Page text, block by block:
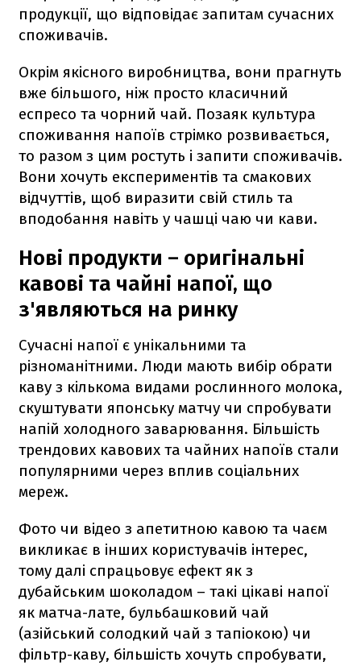
продукції, що відповідає запитам сучасних
споживачів.
Окрім якісного виробництва, вони прагнуть
вже більшого, ніж просто класичний
еспресо та чорний чай. Позаяк культура
споживання напоїв стрімко розвивається,
то разом з цим ростуть і запити споживачів.
Вони хочуть експериментів та смакових
відчуттів, щоб виразити свій стиль та
вподобання навіть у чашці чаю чи кави.
Нові продукти – оригінальні
кавові та чайні напої, що
з'являються на ринку
Сучасні напої є унікальними та
різноманітними. Люди мають вибір обрати
каву з кількома видами рослинного молока,
скуштувати японську матчу чи спробувати
напій холодного заварювання. Більшість
трендових кавових та чайних напоїв стали
популярними через вплив соціальних
мереж.
Фото чи відео з апетитною кавою та чаєм
викликає в інших користувачів інтерес,
тому далі спрацьовує ефект як з
дубайським шоколадом – такі цікаві напої
як матча-лате, бульбашковий чай
(азійський солодкий чай з тапіокою) чи
фільтр-каву, більшість хочуть спробувати,